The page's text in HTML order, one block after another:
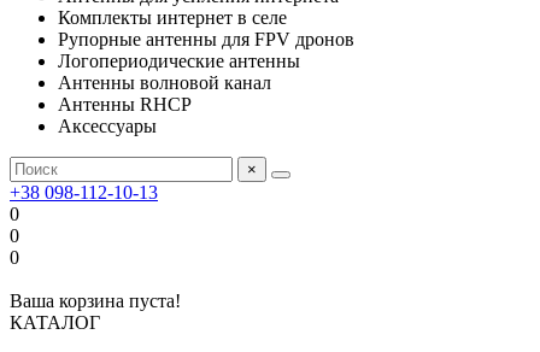
Комплекты интернет в селе
Рупорные антенны для FPV дронов
Логопериодические антенны
Антенны волновой канал
Антенны RHCP
Аксессуары
×
+38 098-112-10-13
0
0
0
Ваша корзина пуста!
КАТАЛОГ